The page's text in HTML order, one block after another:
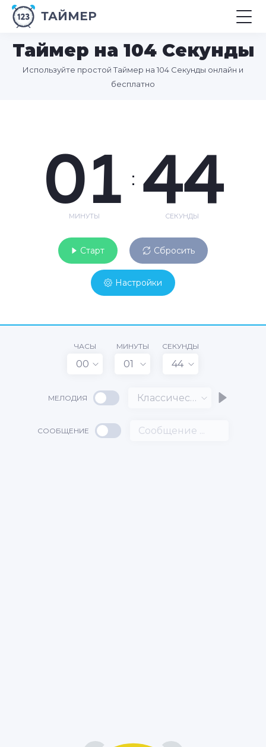
ТАЙМЕР
Таймер на 104 Секунды
Используйте простой Таймер на 104 Секунды онлайн и
бесплатно
01
МИНУТЫ
: 44
СЕКУНДЫ
Старт Сбросить
Настройки
ЧАСЫ
00
МИНУТЫ
01
СЕКУНДЫ
44
МЕЛОДИЯ Классический
СООБЩЕНИЕ